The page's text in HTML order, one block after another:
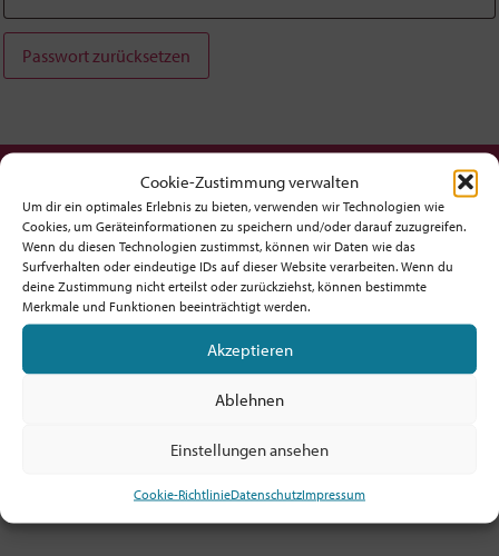
Cookie-Zustimmung verwalten
Um dir ein optimales Erlebnis zu bieten, verwenden wir Technologien wie
Cookies, um Geräteinformationen zu speichern und/oder darauf zuzugreifen.
Wenn du diesen Technologien zustimmst, können wir Daten wie das
Surfverhalten oder eindeutige IDs auf dieser Website verarbeiten. Wenn du
deine Zustimmung nicht erteilst oder zurückziehst, können bestimmte
Merkmale und Funktionen beeinträchtigt werden.
Akzeptieren
Ablehnen
Einstellungen ansehen
Cookie-RichtlinieDatenschutzImpressum
Passwort zurücksetzen
Möchtest du am Ball bleiben?
Hol dir den fx-Newsletter mit
Inspirationen, Events,
Jobs und allem rund um Kircheninnovation!